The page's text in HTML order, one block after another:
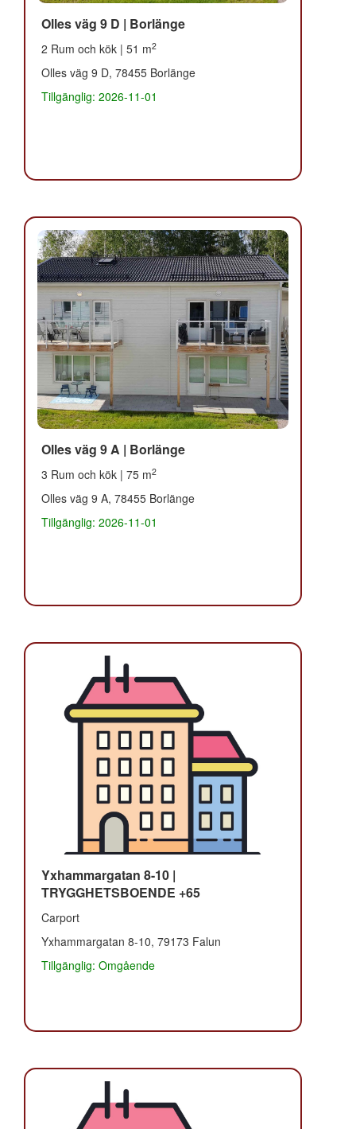
Olles väg 9 D | Borlänge
2 Rum och kök | 51 m2
Olles väg 9 D, 78455 Borlänge
Tillgänglig: 2026-11-01
Olles väg 9 A | Borlänge
3 Rum och kök | 75 m2
Olles väg 9 A, 78455 Borlänge
Tillgänglig: 2026-11-01
Yxhammargatan 8-10 |
TRYGGHETSBOENDE +65
Carport
Yxhammargatan 8-10, 79173 Falun
Tillgänglig: Omgående